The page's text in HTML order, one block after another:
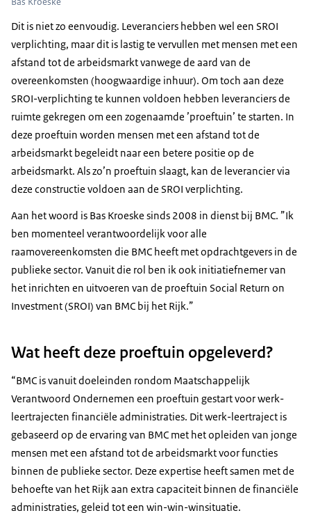
Dit is niet zo eenvoudig. Leveranciers hebben wel een SROI
verplichting, maar dit is lastig te vervullen met mensen met een
afstand tot de arbeidsmarkt vanwege de aard van de
overeenkomsten (hoogwaardige inhuur). Om toch aan deze
SROI-verplichting te kunnen voldoen hebben leveranciers de
ruimte gekregen om een zogenaamde ’proeftuin’ te starten. In
deze proeftuin worden mensen met een afstand tot de
arbeidsmarkt begeleidt naar een betere positie op de
arbeidsmarkt. Als zo’n proeftuin slaagt, kan de leverancier via
deze constructie voldoen aan de SROI verplichting.
Aan het woord is Bas Kroeske sinds 2008 in dienst bij BMC. ”Ik
ben momenteel verantwoordelijk voor alle
raamovereenkomsten die BMC heeft met opdrachtgevers in de
publieke sector. Vanuit die rol ben ik ook initiatiefnemer van
het inrichten en uitvoeren van de proeftuin Social Return on
Investment (SROI) van BMC bij het Rijk.”
Wat heeft deze proeftuin opgeleverd?
“BMC is vanuit doeleinden rondom Maatschappelijk
Verantwoord Ondernemen een proeftuin gestart voor werk-
leertrajecten financiële administraties. Dit werk-leertraject is
gebaseerd op de ervaring van BMC met het opleiden van jonge
mensen met een afstand tot de arbeidsmarkt voor functies
binnen de publieke sector. Deze expertise heeft samen met de
behoefte van het Rijk aan extra capaciteit binnen de financiële
administraties, geleid tot een win-win-winsituatie.